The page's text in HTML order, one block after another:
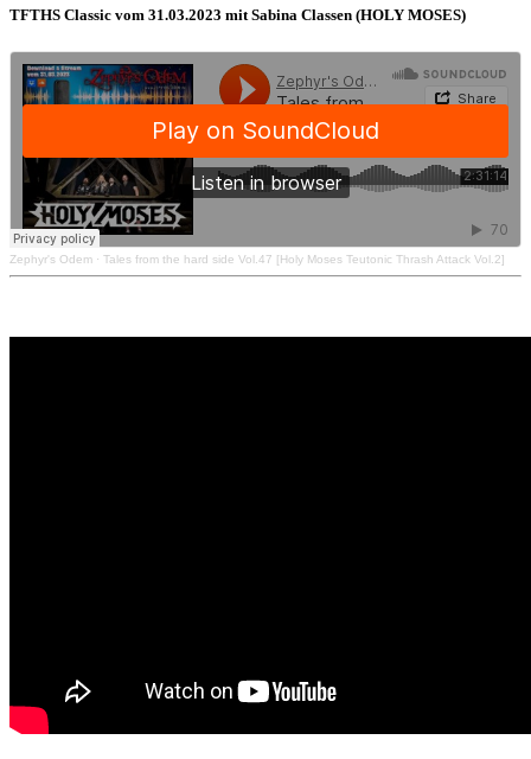
TFTHS Classic vom 31.03.2023 mit Sabina Classen (HOLY MOSES)
Zephyr's Odem · Tales from the hard side Vol.47 [Holy Moses Teutonic Thrash Attack Vol.2]